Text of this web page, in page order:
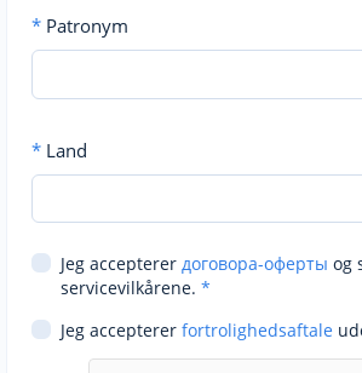
* Patronym
* Land
Jeg accepterer договора-оферты og
servicevilkårene. *
Jeg accepterer fortrolighedsaftale